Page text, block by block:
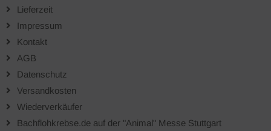
Lieferzeit
Impressum
Kontakt
AGB
Datenschutz
Versandkosten
Wiederverkäufer
Bachflohkrebse.de auf der "Animal" Messe Stuttgart